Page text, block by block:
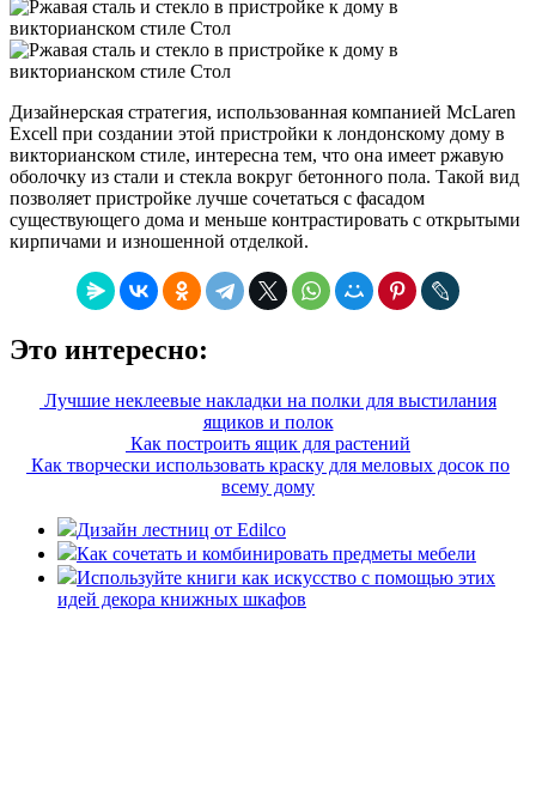
Дизайнерская стратегия, использованная компанией McLaren
Excell при создании этой пристройки к лондонскому дому в
викторианском стиле, интересна тем, что она имеет ржавую
оболочку из стали и стекла вокруг бетонного пола. Такой вид
позволяет пристройке лучше сочетаться с фасадом
существующего дома и меньше контрастировать с открытыми
кирпичами и изношенной отделкой.
Это интересно:
Лучшие неклеевые накладки на полки для выстилания
ящиков и полок
Как построить ящик для растений
Как творчески использовать краску для меловых досок по
всему дому
Дизайн лестниц от Edilco
Как сочетать и комбинировать предметы мебели
Используйте книги как искусство с помощью этих
идей декора книжных шкафов